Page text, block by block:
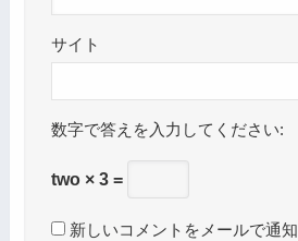
サイト
数字で答えを入力してください:
two × 3 =
新しいコメントをメールで通知